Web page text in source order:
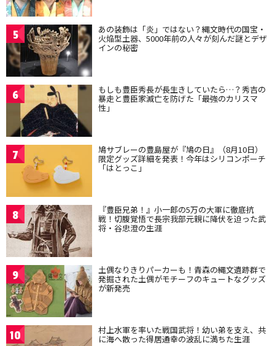
5 あの装飾は「炎」ではない？縄文時代の国宝・
火焔型土器、5000年前の人々が刻んだ謎とデザ
インの秘密
6 もしも豊臣秀長が長生きしていたら…？秀吉の
暴走と豊臣家滅亡を防げた「最強のカリスマ
性」
7 鳩サブレーの豊島屋が『鳩の日』（8月10日）
限定グッズ詳細を発表！今年はシリコンポーチ
「はとっこ」
8 『豊臣兄弟！』小一郎の5万の大軍に徹底抗
戦！切腹覚悟で長宗我部元親に降伏を迫った武
将・谷忠澄の生涯
9 土偶なりきりパーカーも！青森の縄文遺跡群で
発掘された土偶がモチーフのキュートなグッズ
が新発売
10 村上水軍を率いた戦国武将！幼い弟を支え、共
に海へ散った得居通幸の波乱に満ちた生涯